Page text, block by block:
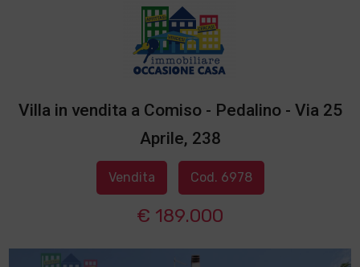
Villa in vendita a Comiso - Pedalino - Via 25
Aprile, 238
Vendita Cod. 6978
€ 189.000